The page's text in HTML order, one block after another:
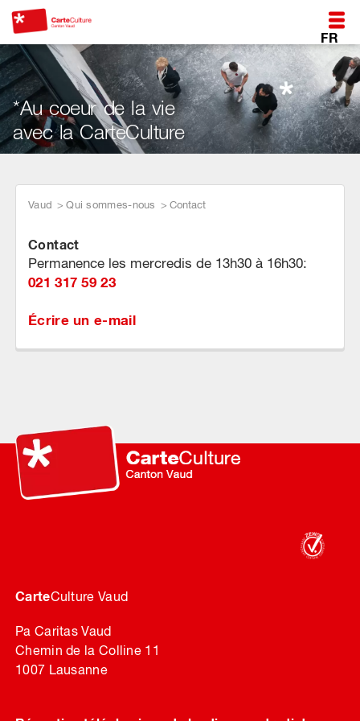
FR
*Au coeur de la vie
avec la CarteCulture
Vaud Qui sommes-nous Contact
Contact
Permanence les mercredis de 13h30 à 16h30:
021 317 59 23
Écrire un e-mail
CarteCulture Vaud
Pa Caritas Vaud
Chemin de la Colline 11
1007 Lausanne